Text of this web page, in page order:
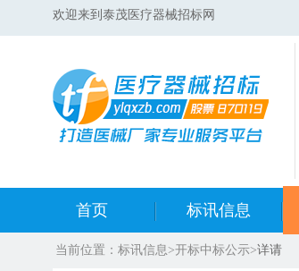
欢迎来到泰茂医疗器械招标网
首页 标讯信息
集采标讯动态
当前位置： 标讯信息>开标中标公示>详请